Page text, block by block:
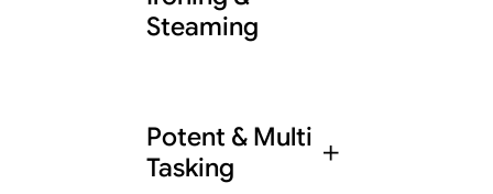
never compromise on
quality.
Steaming
using only the safest,
most effective
Potent & Multi
Tasking